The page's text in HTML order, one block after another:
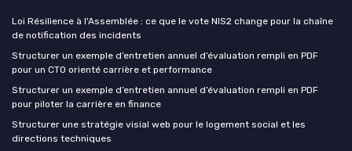
Loi Résilience à l'Assemblée : ce que le vote NIS2 change pour la chaîne
de notification des incidents
Structurer un exemple d’entretien annuel d’évaluation rempli en PDF
pour un CTO orienté carrière et performance
Structurer un exemple d’entretien annuel d’évaluation rempli en PDF
pour piloter la carrière en finance
Structurer une stratégie visial web pour le logement social et les
directions techniques